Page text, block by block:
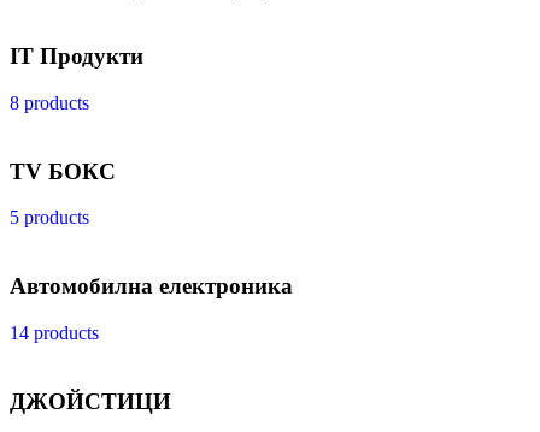
IT Продукти
8 products
TV БОКС
5 products
Автомобилна електроника
14 products
ДЖОЙСТИЦИ